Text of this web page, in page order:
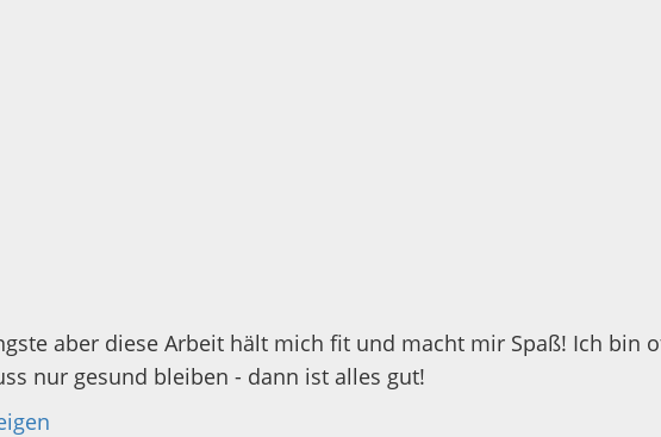
aber diese Arbeit hält mich fit und macht mir Spaß! Ich bin
nur gesund bleiben - dann ist alles gut!